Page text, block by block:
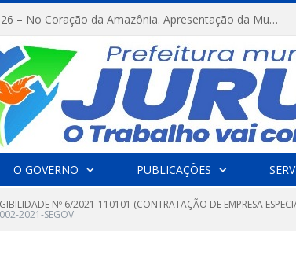
FESTRIBAL 2026 – No Coração da Amazônia. Apresentação da Munduruku.
O GOVERNO PUBLICAÇÕES
Nº 6/2021-110101 (CONTRATAÇÃO DE EMPRESA
2021-SEGOV